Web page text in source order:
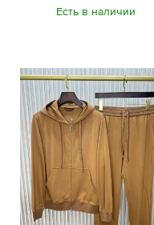
Есть в наличии